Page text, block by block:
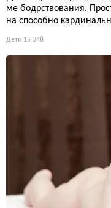
ме бодрствования.
на способно
Дети 15 348